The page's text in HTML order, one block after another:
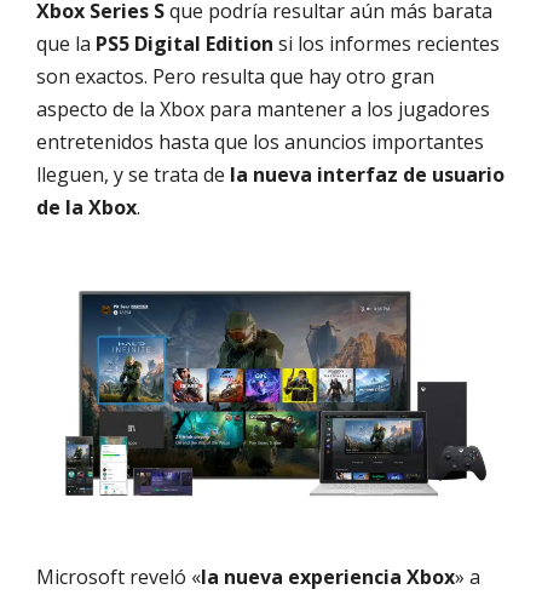
Xbox Series Sque podría resultar aún más barata
que la PS5 Digital Edition si los informes recientes
son exactos. Pero resulta que hay otro gran
aspecto de la Xbox para mantener a los jugadores
entretenidos hasta que los anuncios importantes
lleguen, y se trata de la nueva interfaz de usuario
de la Xbox.
Microsoft reveló «la nueva experiencia Xbox» a